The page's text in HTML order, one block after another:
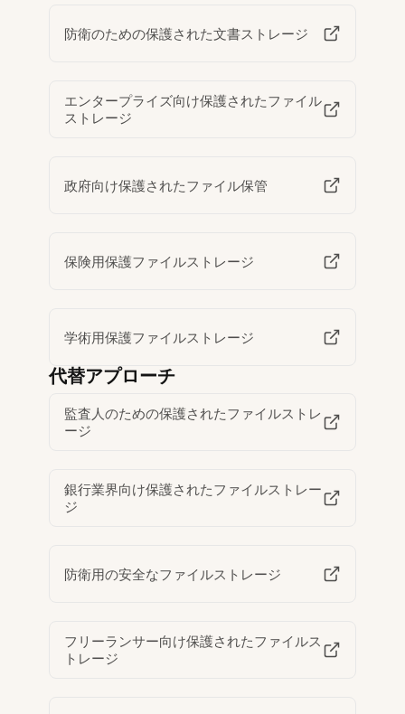
防衛のための保護された文書ストレージ
エンタープライズ向け保護されたファイル
ストレージ
政府向け保護されたファイル保管
保険用保護ファイルストレージ
学術用保護ファイルストレージ
代替アプローチ
監査人のための保護されたファイルストレ
ージ
銀行業界向け保護されたファイルストレー
ジ
防衛用の安全なファイルストレージ
フリーランサー向け保護されたファイルス
トレージ